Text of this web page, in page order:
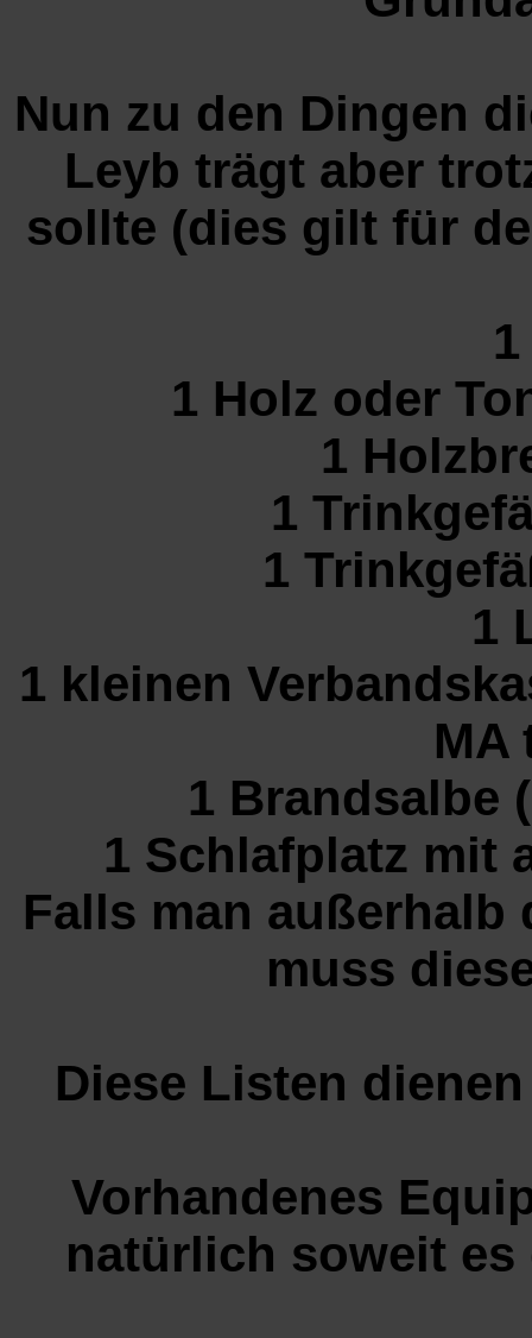
Nun zu den Dingen
Leyb trägt aber
sollte (dies gilt für
1 Holz oder
1
1
1
1
1 kleinen
MA
1 Brandsalbe
1 Schlafplatz mit
Falls man außerhalb
muss
Diese Listen
Vorhandenes
natürlich soweit es